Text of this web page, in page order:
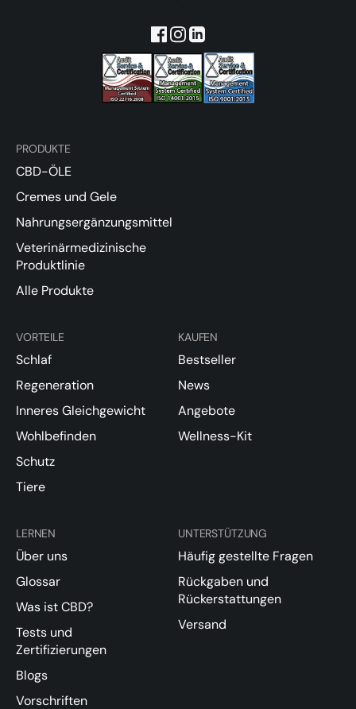
PRODUKTE
CBD-ÖLE
Cremes und Gele
Nahrungsergänzungsmittel
Veterinärmedizinische
Produktlinie
Alle Produkte
VORTEILE
Schlaf
Regeneration
Inneres Gleichgewicht
Wohlbefinden
Schutz
Tiere
KAUFEN
Bestseller
News
Angebote
Wellness-Kit
LERNEN
Über uns
Glossar
Was ist CBD?
Tests und
Zertifizierungen
Blogs
Vorschriften
UNTERSTÜTZUNG
Häufig gestellte Fragen
Rückgaben und
Rückerstattungen
Versand